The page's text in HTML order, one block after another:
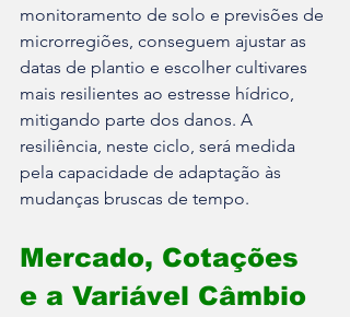
monitoramento de solo e previsões de
microrregiões, conseguem ajustar as
datas de plantio e escolher cultivares
mais resilientes ao estresse hídrico,
mitigando parte dos danos. A
resiliência, neste ciclo, será medida
pela capacidade de adaptação às
mudanças bruscas de tempo.
Mercado, Cotações
e a Variável Câmbio